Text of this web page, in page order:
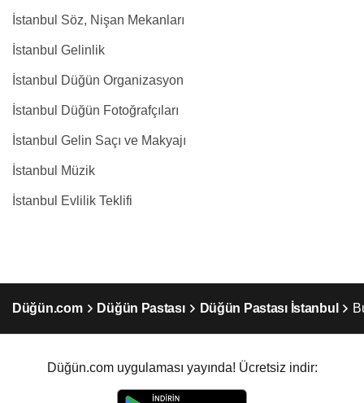
İstanbul Söz, Nişan Mekanları
İstanbul Gelinlik
İstanbul Düğün Organizasyon
İstanbul Düğün Fotoğrafçıları
İstanbul Gelin Saçı ve Makyajı
İstanbul Müzik
İstanbul Evlilik Teklifi
Düğün.com Düğün Pastası Düğün Pastası İstanbul
Düğün.com uygulaması yayında! Ücretsiz indir: